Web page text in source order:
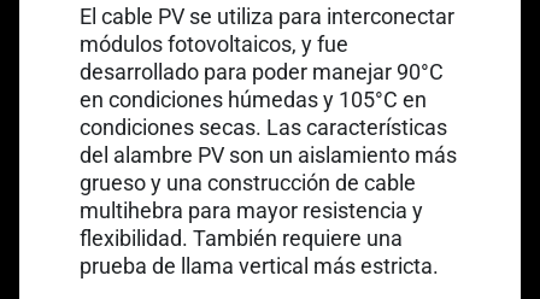
Link opens in a new tab
El cable PV se utiliza para interconectar
módulos fotovoltaicos, y fue
desarrollado para poder manejar 90°C
en condiciones húmedas y 105°C en
condiciones secas. Las características
del alambre PV son un aislamiento más
grueso y una construcción de cable
multihebra para mayor resistencia y
flexibilidad. También requiere una
prueba de llama vertical más estricta.